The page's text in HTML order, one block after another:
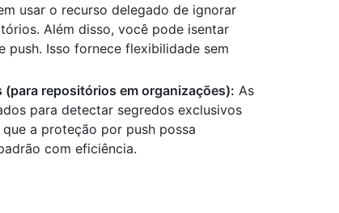
usar o recurso delegado de ignorar
Além disso, você pode isentar
Isso fornece flexibilidade sem
repositórios em organizações): As
para detectar segredos exclusivos
a proteção por push possa
com eficiência.